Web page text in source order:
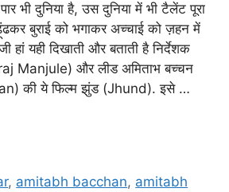
भी दुनिया है, उस दुनिया में भी टैलेंट पूरा
बुराई को भगाकर अच्चाई को ज़हन में
हां यही दिखाती और बताती है निर्देशक
Manjule) और लीड अमिताभ बच्चन
की ये फिल्म झुंड (Jhund). इसे …
, amitabh bacchan, amitabh